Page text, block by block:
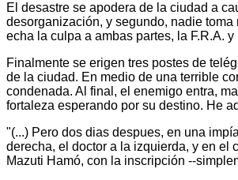
El desastre se apodera de la ciudad a
desorganización, y segundo, nadie
echa la culpa a ambas partes, la F.R.A.
Finalmente se erigen tres postes de
de la ciudad. En medio de una terrible
condenada. Al final, el enemigo entra,
fortaleza esperando por su destino. He
"(...) Pero dos dias despues, en una
derecha, el doctor a la izquierda, y en el
Mazuti Hamó, con la inscripción --